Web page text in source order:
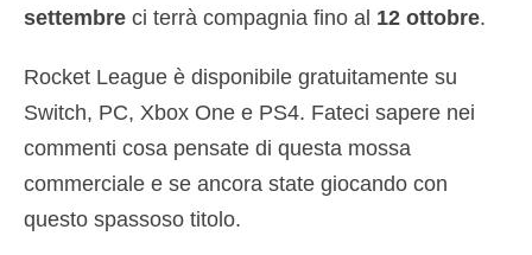
settembre ci terrà compagnia fino al 12 ottobre.
Rocket League è disponibile gratuitamente su
Switch, PC, Xbox One e PS4. Fateci sapere nei
commenti cosa pensate di questa mossa
commerciale e se ancora state giocando con
questo spassoso titolo.